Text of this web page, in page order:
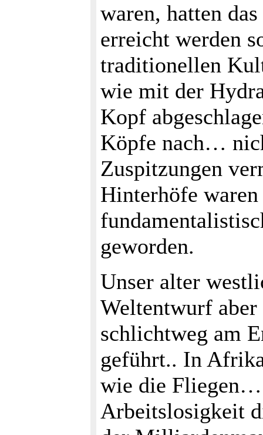
waren, hatten
erreicht werden
traditionellen
wie mit der
Kopf
Köpfe nach…
Zuspitzungen
Hinterhöfe
geworden.
Unser alter
Weltentwurf aber
schlichtweg am
geführt.. In
wie die Fliegen…
Arbeitslosigkeit